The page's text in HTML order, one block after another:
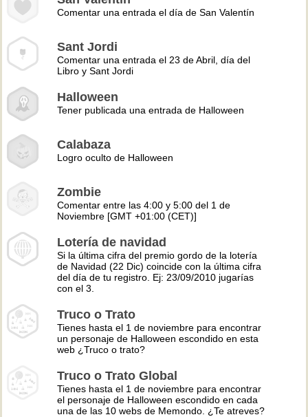
Comentar una entrada el día de San Valentín
Sant Jordi
Comentar una entrada el 23 de Abril, día del
Libro y Sant Jordi
Halloween
Tener publicada una entrada de Halloween
Calabaza
Logro oculto de Halloween
Zombie
Comentar entre las 4:00 y 5:00 del 1 de
Noviembre [GMT +01:00 (CET)]
Lotería de navidad
Si la última cifra del premio gordo de la lotería
de Navidad (22 Dic) coincide con la última cifra
del día de tu registro. Ej: 23/09/2010 jugarías
con el 3.
Truco o Trato
Tienes hasta el 1 de noviembre para encontrar
un personaje de Halloween escondido en esta
web ¿Truco o trato?
Truco o Trato Global
Tienes hasta el 1 de noviembre para encontrar
el personaje de Halloween escondido en cada
una de las 10 webs de Memondo. ¿Te atreves?